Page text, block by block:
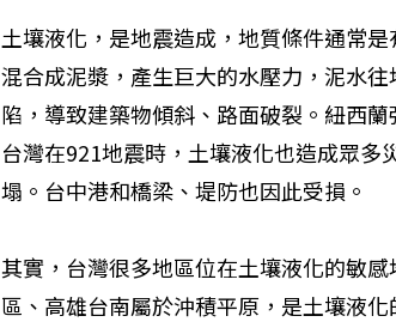
土壤液化，是地震造成，地質條件通常
混合成泥漿，產生巨大的水壓力，泥水
陷，導致建築物傾斜、路面破裂。紐西
台灣在921地震時，土壤液化也造成眾
塌。台中港和橋梁、堤防也因此受損。
其實，台灣很多地區位在土壤液化的敏
區、高雄台南屬於沖積平原，是土壤液